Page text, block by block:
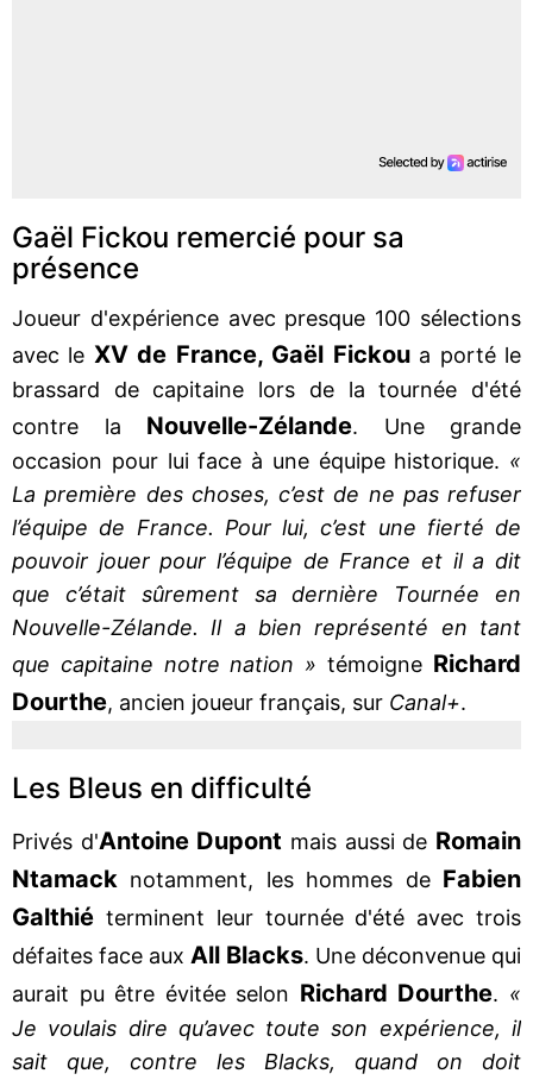
Gaël Fickou remercié pour sa
présence
Joueur d'expérience avec presque 100 sélections
avec le XV de France, Gaël Fickoua porté le
brassard de capitaine lors de la tournée d'été
contre la Nouvelle-Zélande. Une grande
occasion pour lui face à une équipe historique. «
La première des choses, c’est de ne pas refuser
l’équipe de France. Pour lui, c’est une fierté de
pouvoir jouer pour l’équipe de France et il a dit
que c’était sûrement sa dernière Tournée en
Nouvelle-Zélande. Il a bien représenté en tant
que capitaine notre nation » témoigne Richard
Dourthe, ancien joueur français, sur Canal+.
Les Bleus en difficulté
Privés d'Antoine Dupont mais aussi de Romain
Ntamack notamment, les hommes de Fabien
Galthié terminent leur tournée d'été avec trois
défaites face aux All Blacks. Une déconvenue qui
aurait pu être évitée selon Richard Dourthe. «
Je voulais dire qu’avec toute son expérience, il
sait que, contre les Blacks, quand on doit